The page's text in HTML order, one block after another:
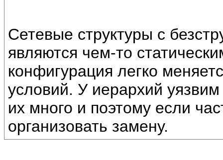
Cетевые структуры с
являются чем-то
конфигурация легко
условий. У иерархий
их много и поэтому если
организовать замену.